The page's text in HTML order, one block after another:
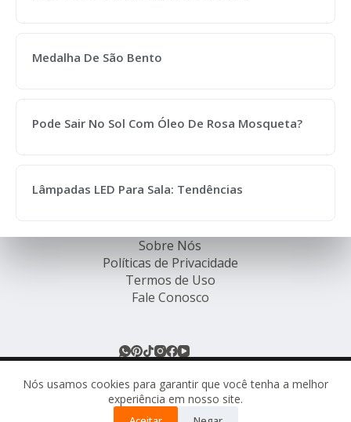
Nós usamos cookies para garantir que você tenha a melhor
experiência em nosso site.
Medalha De São Bento
Pode Sair No Sol Com Óleo De Rosa Mosqueta?
Lâmpadas LED Para Sala: Tendências
Sobre Nós
Políticas de Privacidade
Termos de Uso
Fale Conosco
© Rede de Ofertas Online - TODOS OS DIREITOS
RESERVADOS.
Este site pode conter links de afiliados. Ao comprar